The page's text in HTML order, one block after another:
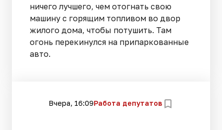
ничего лучшего, чем отогнать свою
машину с горящим топливом во двор
жилого дома, чтобы потушить. Там
огонь перекинулся на припаркованные
авто.
Вчера, 16:09Работа депутатов